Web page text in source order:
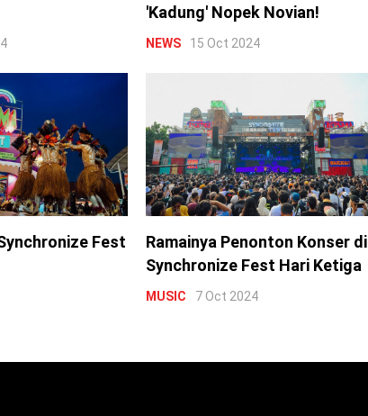
'Kadung' Nopek Novian!
NEWS 15 Oct 2024
Fest
Ramainya Penonton Konser di
Synchronize Fest Hari Ketiga
MUSIC 7 Oct 2024